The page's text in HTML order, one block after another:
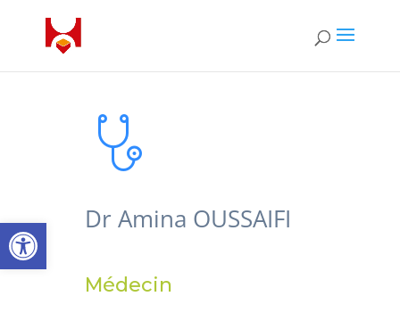
Ouvrir la barre d’outilsDr Amina OUSSAIFI
Médecin